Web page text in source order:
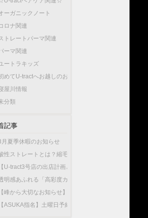
ーガニックノート
ロナ関連
トレートパーマ関連
ーマ関連
ートラキッズ
めてU-tractへお越しのお客様へ…
屋川情報
分類
記事
月夏季休暇のお知らせ
性ストレートとは？縮毛矯正との違いやU-tractの酸性
U-tract3号店の出店計画と今後の渡辺の出勤店舗につい
明感あふれる「高彩度カラー」が人気！大人女性が選
峰から大切なお知らせ】10月1日から新店舗U-
ASUKA指名】土曜日予約が可能になりました！